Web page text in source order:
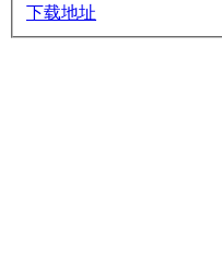
下载地址